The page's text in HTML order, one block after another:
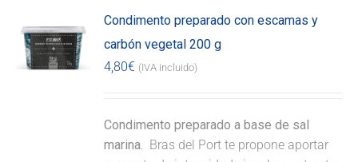
Condimento preparado con escamas y
carbón vegetal 200 g
4,80€ (IVA incluido)
Condimento preparado a base de sal
marina. Bras del Port te propone aportar